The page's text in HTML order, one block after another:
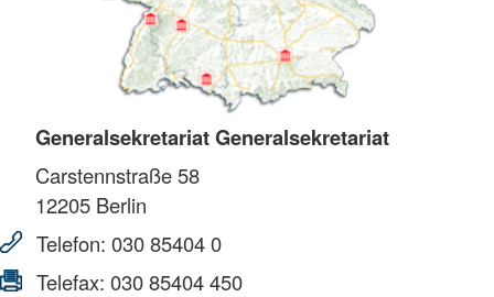
Generalsekretariat Generalsekretariat
Carstennstraße 58
12205 Berlin
Telefon: 030 85404 0
Telefax: 030 85404 450